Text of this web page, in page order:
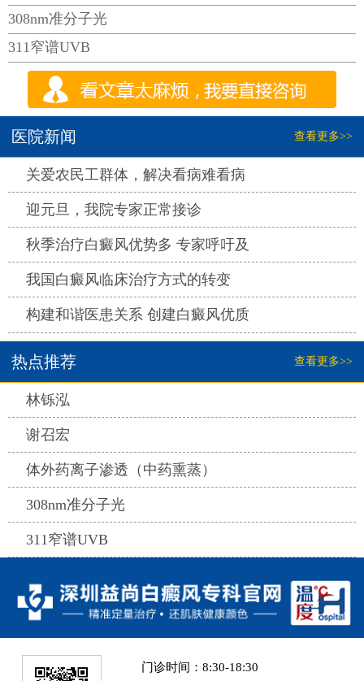
308nm准分子光
311窄谱UVB
医院新闻 查看更多>>
关爱农民工群体，解决看病难看病
迎元旦，我院专家正常接诊
秋季治疗白癜风优势多 专家呼吁及
我国白癜风临床治疗方式的转变
构建和谐医患关系 创建白癜风优质
热点推荐 查看更多>>
林铄泓
谢召宏
体外药离子渗透（中药熏蒸）
308nm准分子光
311窄谱UVB
门诊时间：8:30-18:30